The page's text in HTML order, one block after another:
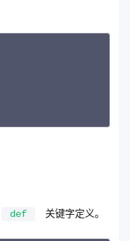
def 关键字定义。